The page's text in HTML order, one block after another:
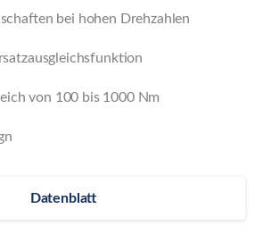
bei hohen Drehzahlen
von 100 bis 1000 Nm
Datenblatt